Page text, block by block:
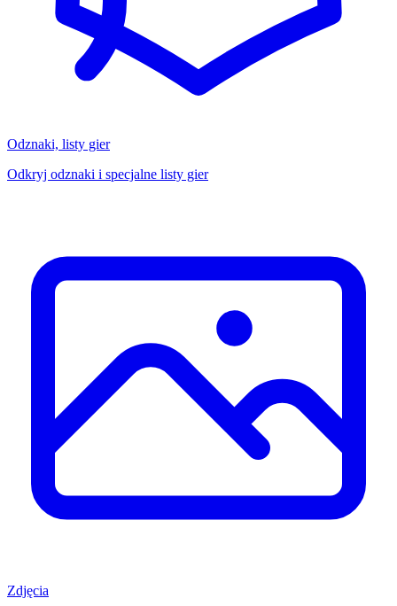
Odznaki, listy gier
Odkryj odznaki i specjalne listy gier
Zdjęcia